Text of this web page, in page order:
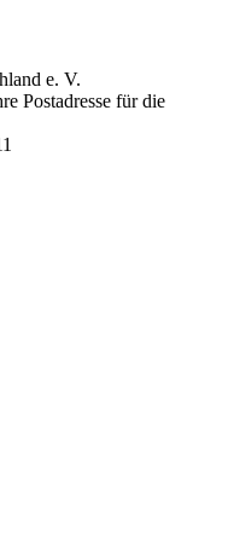
e. V.
Postadresse für die